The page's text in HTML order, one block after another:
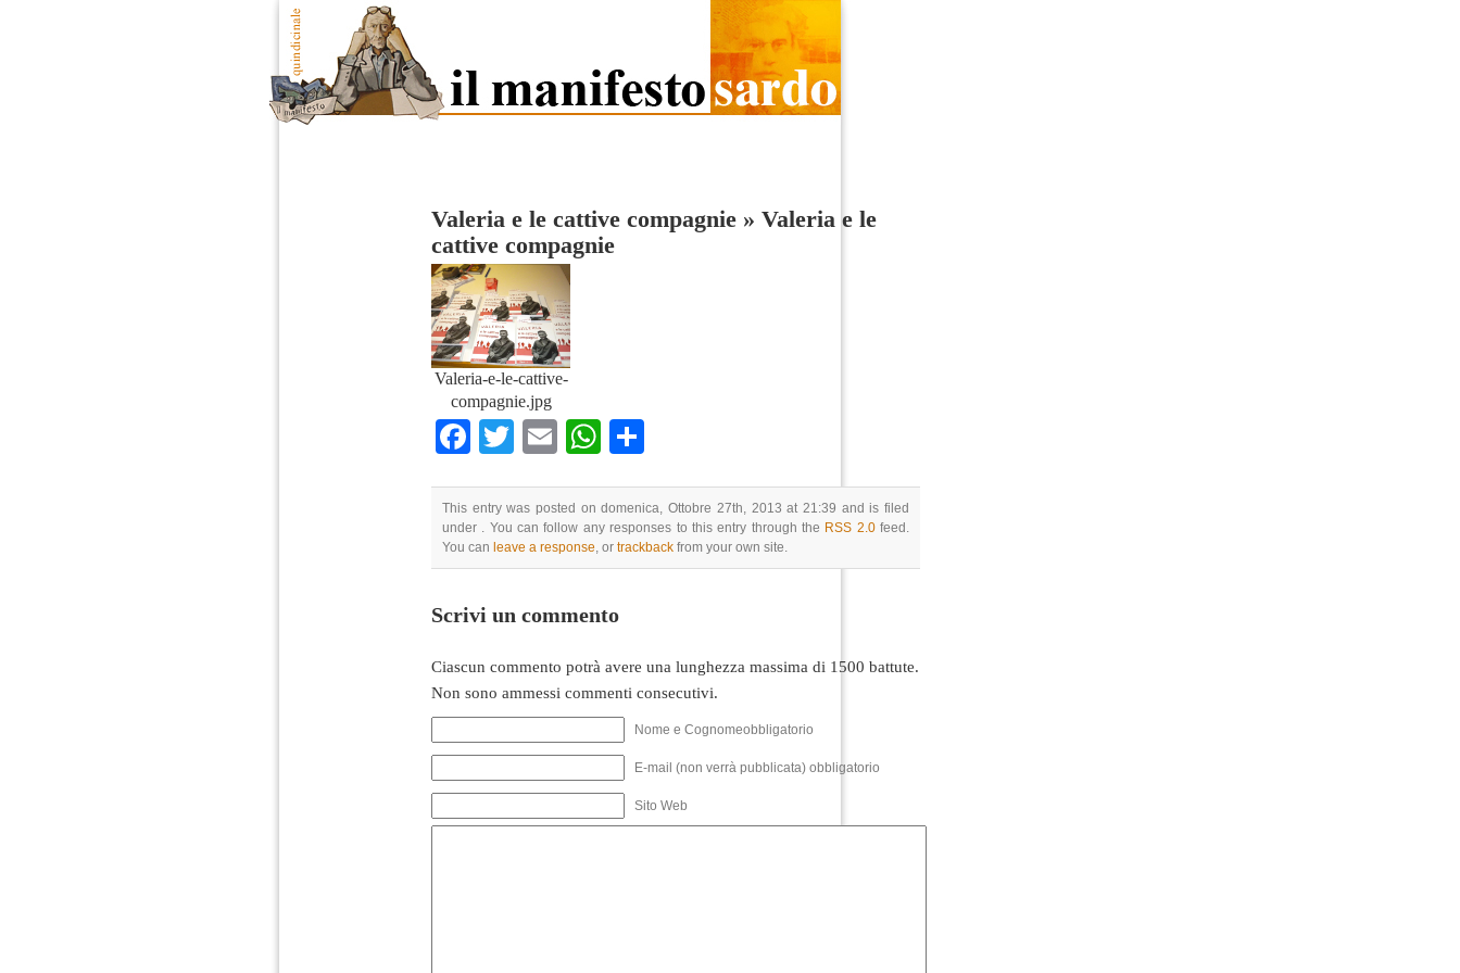
Valeria e le cattive compagnie » Valeria e le
cattive compagnie
Valeria-e-le-cattive-
compagnie.jpg
Facebook
TwitterEmailWhatsApp
This entry was posted on domenica, Ottobre 27th, 2013 at 21:39 and is filed
under . You can follow any responses to this entry through the RSS 2.0feed.
You can leave a response, or trackback from your own site.
Scrivi un commento
Ciascun commento potrà avere una lunghezza massima di 1500 battute.
Non sono ammessi commenti consecutivi.
Nome e Cognomeobbligatorio
E-mail (non verrà pubblicata) obbligatorio
Sito Web